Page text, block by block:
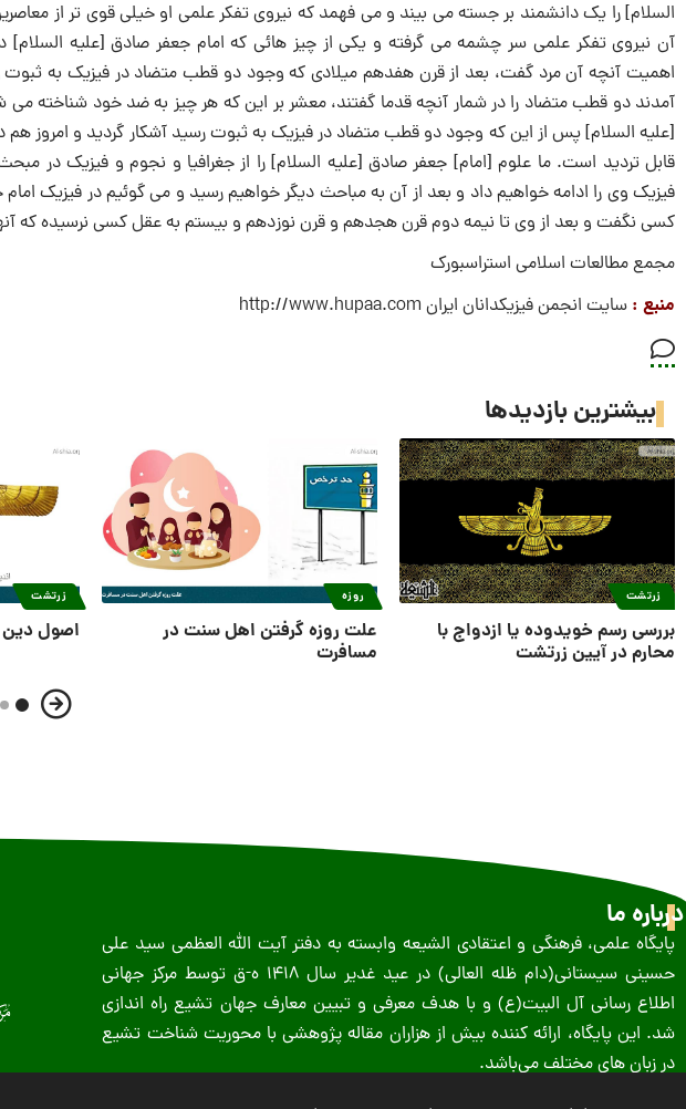
السلام] را یک دانشمند بر جسته می بیند و می فهمد که نیروی تفکر علمی او خیلی قوی تر از
آن نیروی تفکر علمی سر چشمه می گرفته و یکی از چیز هائی که امام جعفر صادق [علیه
اهمیت آنچه آن مرد گفت، بعد از قرن هفدهم میلادی که وجود دو قطب متضاد در فیزیک به
آمدند دو قطب متضاد را در شمار آنچه قدما گفتند، معشر بر این که هر چیز به ضد خود شناخته
[علیه السلام] پس از این که وجود دو قطب متضاد در فیزیک به ثبوت رسید آشکار گردید و امروز
قابل تردید است. ما علوم [امام] جعفر صادق [علیه السلام] را از جغرافیا و نجوم و فیزیک در
فیزیک وی را ادامه خواهیم داد و بعد از آن به مباحث دیگر خواهیم رسید و می گوئیم در فیزیک
کسی نگفت و بعد از وی تا نیمه دوم قرن هجدهم و قرن نوزدهم و بیستم به عقل کسی نرسیده که
مجمع مطالعات اسلامی استراسبورک
منبع : سایت انجمن فیزیکدانان ایران http://www.hupaa.com
بیشترین بازدیدها
زرتشت
بررسی رسم خویدوده یا ازدواج با
محارم در آیین زرتشت
روزه
علت روزه گرفتن اهل سنت در
مسافرت
زرتشت
اصول
درباره ما
پایگاه علمی، فرهنگی و اعتقادی الشیعه وابسته به دفتر آیت الله العظمى سید على
حسینى سیستانى(دام ظله العالی) در عید غدیر سال ١٤١٨ ه-ق توسط مرکز جهانی
اطلاع رسانی آل البیت(ع) و با هدف معرفی و تبیین معارف جهان تشیع راه اندازی
شد. این پایگاه، ارائه کننده بیش از هزاران مقاله پژوهشی با محوریت شناخت تشیع
در زبان های مختلف می‌باشد.